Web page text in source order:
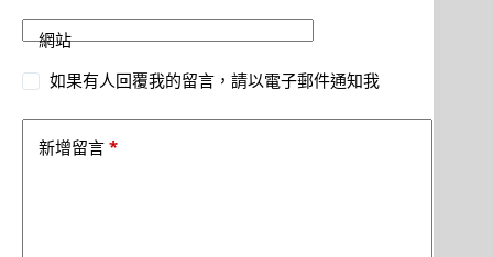
網站
如果有人回覆我的留言，請以電子郵件通知我
新增留言 *